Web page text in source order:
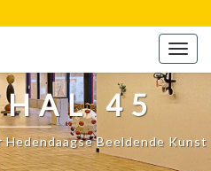
45
Beeldende Kunst